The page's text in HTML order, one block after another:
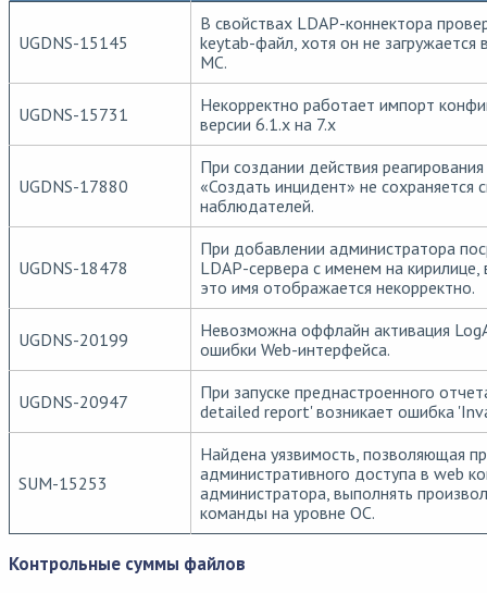
UGDNS-15145
В свойствах LDAP-коннектора
keytab-файл, хотя он не загружается
MC.
UGDNS-15731
Некорректно работает импорт
версии 6.1.х на 7.х
UGDNS-17880
При создании действия
«Создать инцидент» не сохраняется
наблюдателей.
UGDNS-18478
При добавлении администратора
LDAP-сервера с именем на кирилице,
это имя отображается некорректно.
UGDNS-20199
Невозможна оффлайн активация
ошибки Web-интерфейса.
UGDNS-20947
При запуске преднастроенного
detailed report' возникает ошибка
SUM-15253
Найдена уязвимость, позволяющая
административного доступа в web
администратора, выполнять
команды на уровне ОС.
Контрольные суммы файлов